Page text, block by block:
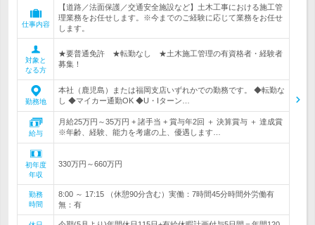
仕事内容
【道路／法面保護／交通安全施設など】土木工事における施工管
理業務をお任せします。※今までのご経験に応じて業務をお任せ
します。
対象と
なる方
★要普通免許 ★転勤なし ★土木施工管理の有資格者・経験者
募集！
勤務地
本社（鹿児島）または福岡支店いずれかでの勤務です。 ◆転勤な
し ◆マイカー通勤OK ◆U・Iターン…
給与
月給25万円～35万円 + 諸手当 + 賞与年2回 ＋ 決算賞与 ＋ 達成賞
※年齢、経験、能力を考慮の上、優遇します…
初年度
年収
330万円～660万円
勤務
時間
8:00 ～ 17:15 （休憩90分含む）実働：7時間45分時間外労働有
無：有